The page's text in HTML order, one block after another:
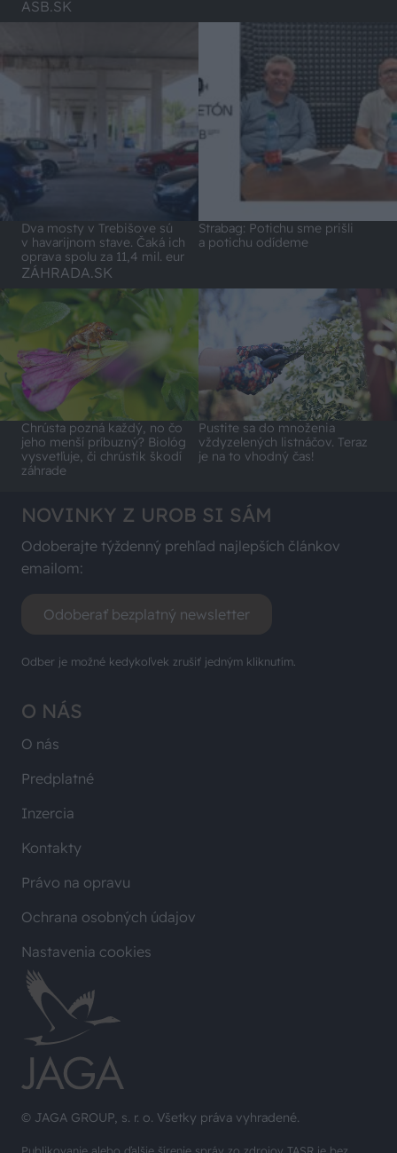
ASB.SK
Dva mosty v Trebišove sú
v havarijnom stave. Čaká ich
oprava spolu za 11,4 mil. eur
Strabag: Potichu sme prišli
a potichu odídeme
ZÁHRADA.SK
Chrústa pozná každý, no čo
jeho menší príbuzný? Biológ
vysvetľuje, či chrústik škodí
záhrade
Pustite sa do množenia
vždyzelených listnáčov. Teraz
je na to vhodný čas!
© JAGA GROUP, s. r. o. Všetky práva vyhradené.
Publikovanie alebo ďalšie šírenie správ zo zdrojov TASR je bez
O NÁS
O nás
Predplatné
Inzercia
Kontakty
Právo na opravu
Ochrana osobných údajov
Nastavenia cookies
NOVINKY Z UROB SI SÁM
Odoberajte týždenný prehľad najlepších článkov
emailom:
Odoberať bezplatný newsletter
Odber je možné kedykoľvek zrušiť jedným kliknutím.